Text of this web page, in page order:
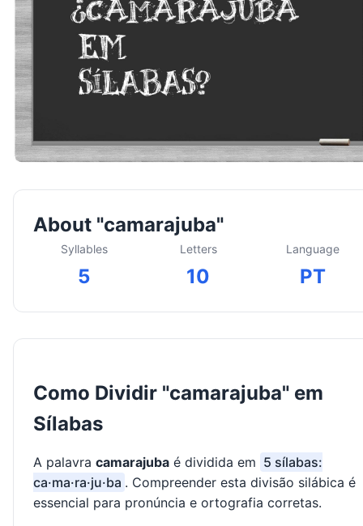
About "camarajuba"
Syllables
5
Letters
10
Language
PT
Como Dividir "camarajuba" em
Sílabas
A palavra camarajuba é dividida em 5 sílabas:
ca·ma·ra·ju·ba . Compreender esta divisão silábica é
essencial para pronúncia e ortografia corretas.